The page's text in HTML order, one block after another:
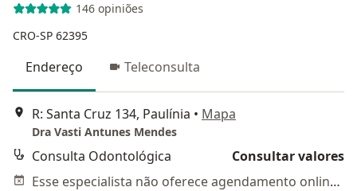
146 opiniões
CRO-SP 62395
Endereço Teleconsulta
R: Santa Cruz 134, Paulínia • Mapa
Dra Vasti Antunes Mendes
Consulta Odontológica
Consultar valores
Esse especialista não oferece agendamento online para esse endereço.